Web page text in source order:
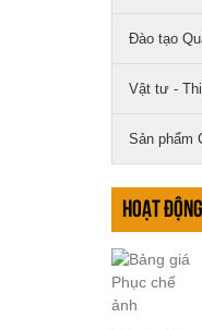
Đào tạo
Vật tư -
Sản phẩm
Hoạt động